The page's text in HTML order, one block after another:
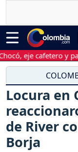
eje cafetero y
Locura en
de River
Borja